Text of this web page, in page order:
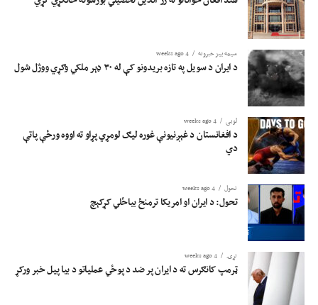
سیمه ییز خبرونه 4 weeks ago
د ایران د سویل په تازه بریدونو کې له ۳۰ ډېر ملکي وګړي ووژل شول
لوبی 4 weeks ago
د افغانستان د غېږنیونې غوره لیګ لومړي پړاو ته اووه ورځې پاتې
دي
تحول 4 weeks ago
تحول: د ایران او امریکا ترمنځ بیاځلي کړکېچ
نړۍ 4 weeks ago
ټرمپ کانګرس ته د ایران پر ضد د پوځي عملیاتو د بیا پیل خبر ورکړ